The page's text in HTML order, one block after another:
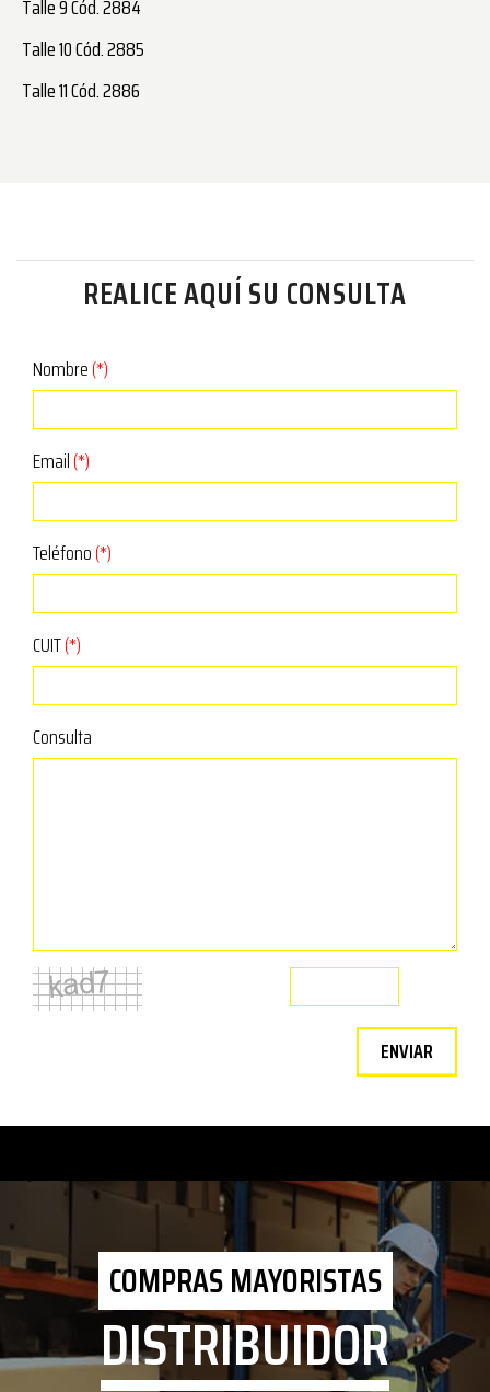
Talle 9 Cód. 2884
Talle 10 Cód. 2885
Talle 11 Cód. 2886
REALICE AQUÍ SU CONSULTA
Nombre(*)
Email(*)
Teléfono(*)
CUIT(*)
Consulta
ENVIAR
COMPRAS MAYORISTAS
DISTRIBUIDOR